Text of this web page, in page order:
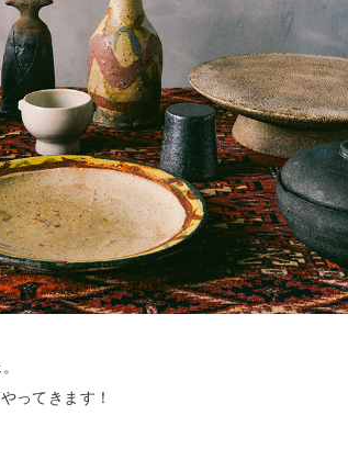
ってきます！